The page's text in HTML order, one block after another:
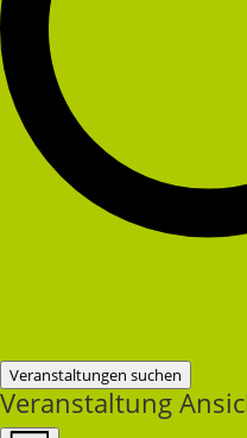
Veranstaltungen suchen
Veranstaltung